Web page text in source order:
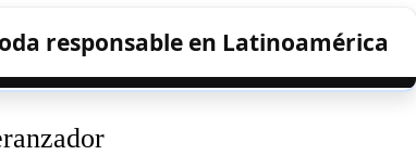
responsable en Latinoamérica